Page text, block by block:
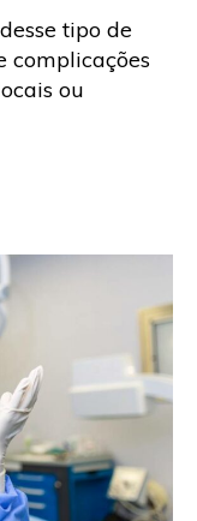
tipo de
complicações
ou